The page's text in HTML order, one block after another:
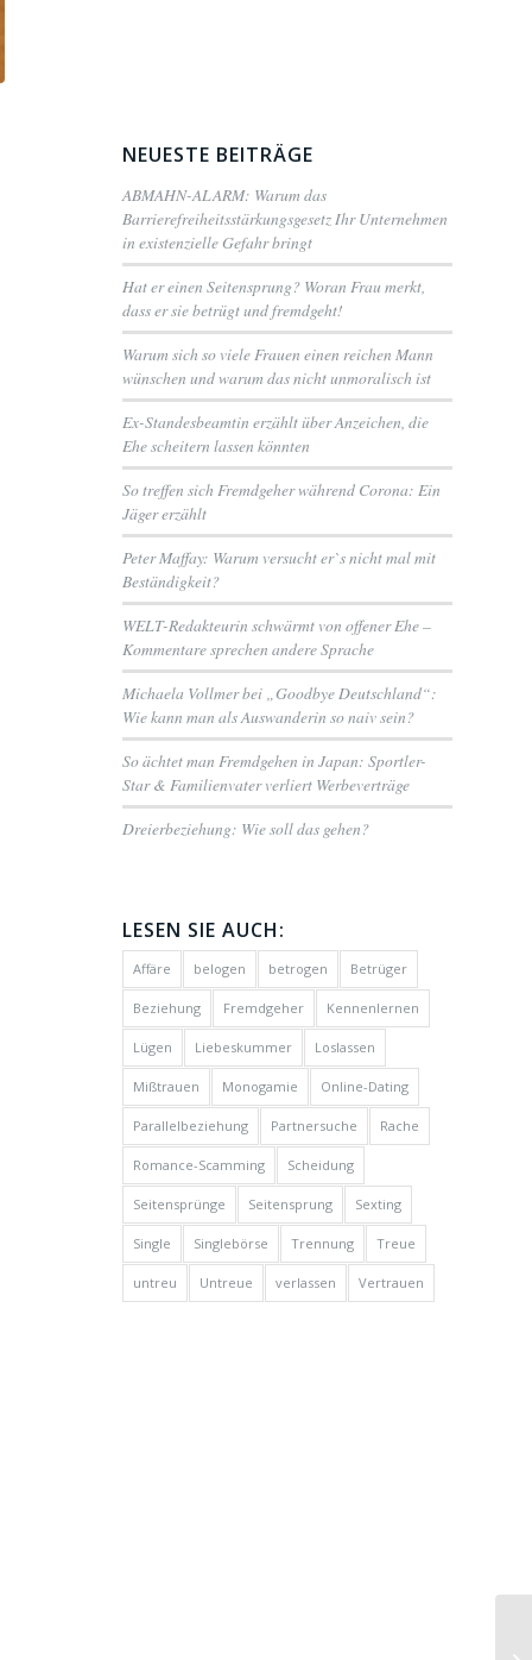
NEUESTE BEITRÄGE
ABMAHN-ALARM: Warum das
Barrierefreiheitsstärkungsgesetz Ihr Unternehmen
in existenzielle Gefahr bringt
Hat er einen Seitensprung? Woran Frau merkt,
dass er sie betrügt und fremdgeht!
Warum sich so viele Frauen einen reichen Mann
wünschen und warum das nicht unmoralisch ist
Ex-Standesbeamtin erzählt über Anzeichen, die
Ehe scheitern lassen könnten
So treffen sich Fremdgeher während Corona: Ein
Jäger erzählt
Peter Maffay: Warum versucht er`s nicht mal mit
Beständigkeit?
WELT-Redakteurin schwärmt von offener Ehe –
Kommentare sprechen andere Sprache
Michaela Vollmer bei „Goodbye Deutschland“:
Wie kann man als Auswanderin so naiv sein?
So ächtet man Fremdgehen in Japan: Sportler-
Star & Familienvater verliert Werbeverträge
Dreierbeziehung: Wie soll das gehen?
LESEN SIE AUCH:
Affäre belogen betrogen Betrüger
Beziehung Fremdgeher Kennenlernen
Lügen Liebeskummer Loslassen
Mißtrauen Monogamie Online-Dating
Parallelbeziehung Partnersuche Rache
Romance-Scamming Scheidung
Seitensprünge Seitensprung Sexting
Single Singlebörse Trennung Treue
untreu Untreue verlassen Vertrauen